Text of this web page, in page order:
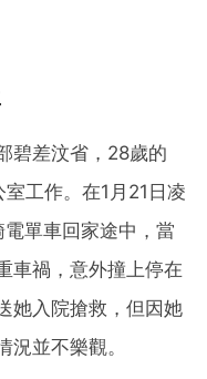
碧差汶省，28歲的
工作。在1月21日凌
單車回家途中，當
車禍，意外撞上停在
她入院搶救，但因她
並不樂觀。